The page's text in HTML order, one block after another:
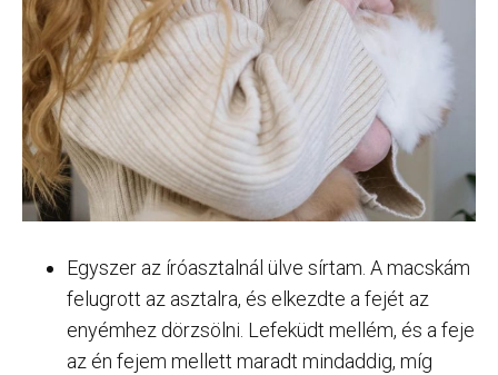
Egyszer az íróasztalnál ülve sírtam. A macskám
felugrott az asztalra, és elkezdte a fejét az
enyémhez dörzsölni. Lefeküdt mellém, és a feje
az én fejem mellett maradt mindaddig, míg